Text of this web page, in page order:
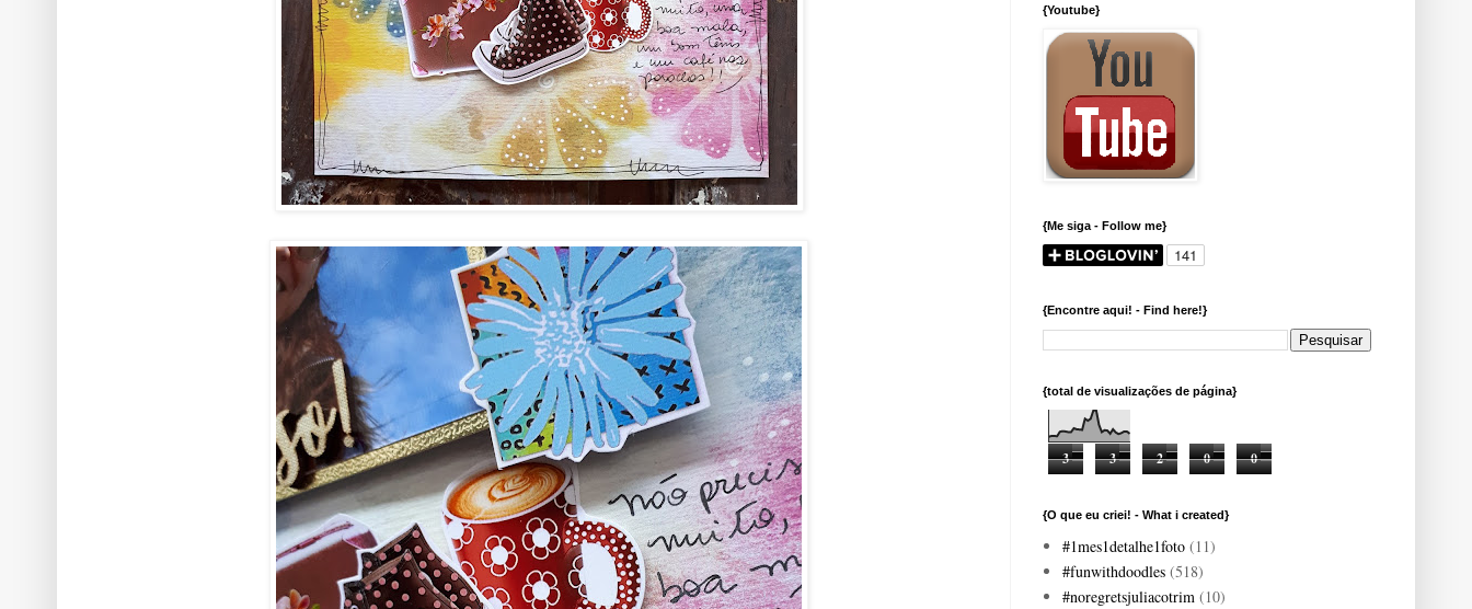
{Youtube}
{Me siga - Follow me}
{Encontre aqui! - Find here!}
{total de visualizações de página}
3 3 2 0 0
{O que eu criei! - What i created}
#1mes1detalhe1foto (11)
#funwithdoodles (518)
#noregretsjuliacotrim (10)